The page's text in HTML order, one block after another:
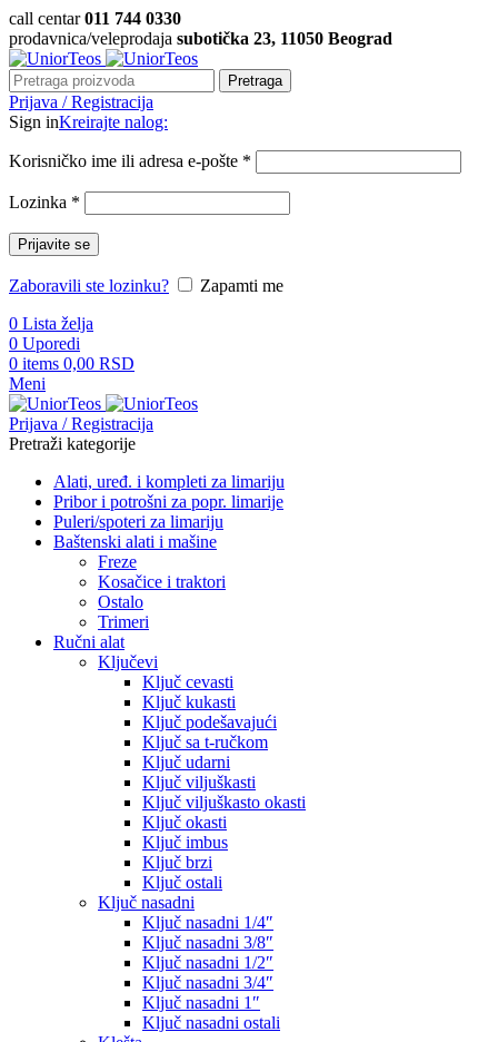
call centar011 744 0330
prodavnica/veleprodaja subotička 23, 11050 Beograd
Pretraga
Prijava / Registracija
Sign inKreirajte nalog:
Korisničko ime ili adresa e-pošte *
Lozinka *
Prijavite se
Zaboravili ste lozinku?
Zapamti me
0 Lista želja
0 Uporedi
0 items 0,00 RSD
Meni
Prijava / Registracija
Pretraži kategorije
Alati, uređ. i kompleti za limariju
Pribor i potrošni za popr. limarije
Puleri/spoteri za limariju
Baštenski alati i mašine
Freze
Kosačice i traktori
Ostalo
Trimeri
Ručni alat
Ključevi
Ključ cevasti
Ključ kukasti
Ključ podešavajući
Ključ sa t-ručkom
Ključ udarni
Ključ viljuškasti
Ključ viljuškasto okasti
Ključ okasti
Ključ imbus
Ključ brzi
Ključ ostali
Ključ nasadni
Ključ nasadni 1/4″
Ključ nasadni 3/8″
Ključ nasadni 1/2″
Ključ nasadni 3/4″
Ključ nasadni 1″
Ključ nasadni ostali